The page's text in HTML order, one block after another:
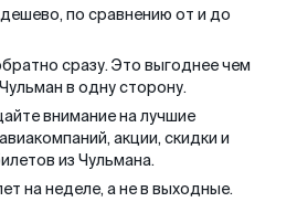
по сравнению от и до
сразу. Это выгоднее чем
в одну сторону.
внимание на лучшие
акции, скидки и
из Чульмана.
на неделе, а не в выходные.